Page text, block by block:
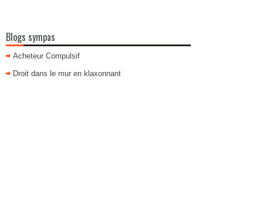
Blogs sympas
Acheteur Compulsif
Droit dans le mur en klaxonnant